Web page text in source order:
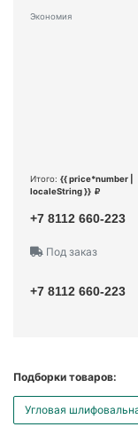
Экономия
Итого: {{ price*number |
localeString }}
+7 8112 660-223
Под заказ
+7 8112 660-223
Подборки товаров:
Угловая